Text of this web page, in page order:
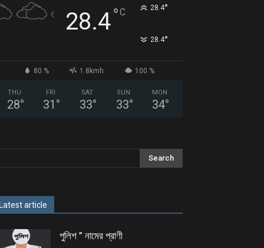
28.4°C 28.4°
28.4°
80 % 1.8kmh 100 %
THU
28°
FRI
31 °
SAT
33°
SUN
33°
MON
34°
Latest article
পুলিশ ” নামের প্রাণী